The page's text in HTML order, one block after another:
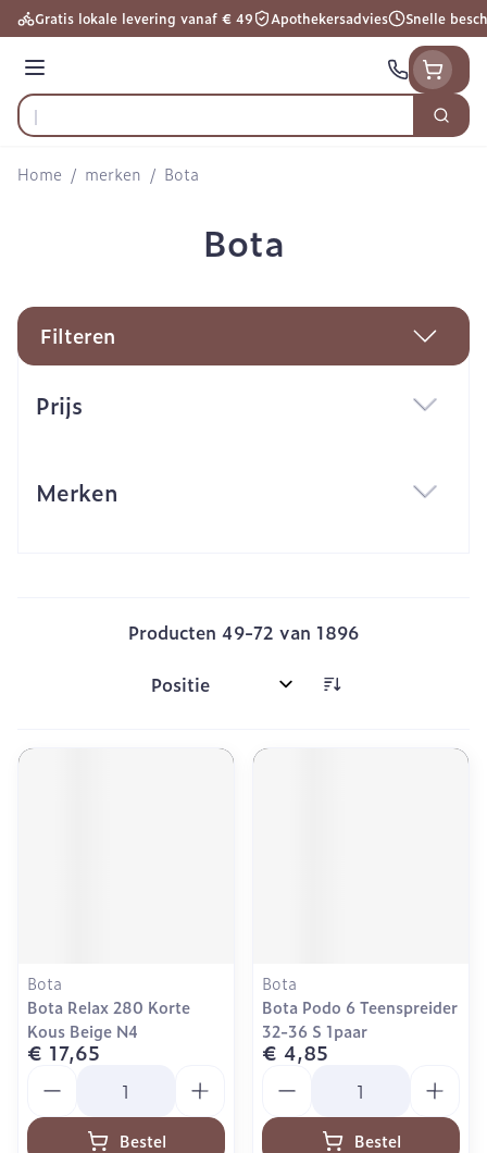
Ga naar de inhoud
Gratis lokale levering vanaf € 49 Apothekersadvies Snelle
Menu
Product, merk, categorie...
Zoek
Home / merken / Bota
Bota
Filteren
Prijs
Merken
Producten 49-72 van 1896
Sorteer op:
Bota
Bota Relax 280 Korte
Kous Beige N4
€ 17,65
Bestel
Bota
Bota Podo 6 Teenspreider
32-36 S 1paar
€ 4,85
Bestel